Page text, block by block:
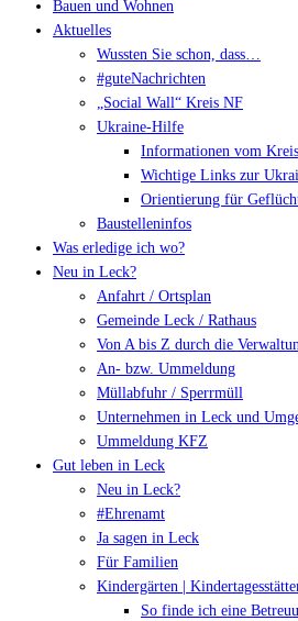
Bauen und Wohnen
Aktuelles
Wussten Sie schon, dass…
#guteNachrichten
„Social Wall“ Kreis NF
Ukraine-Hilfe
Informationen vom
Wichtige Links zur
Orientierung für
Baustelleninfos
Was erledige ich wo?
Neu in Leck?
Anfahrt / Ortsplan
Gemeinde Leck / Rathaus
Von A bis Z durch die
An- bzw. Ummeldung
Müllabfuhr / Sperrmüll
Unternehmen in Leck und
Ummeldung KFZ
Gut leben in Leck
Neu in Leck?
#Ehrenamt
Ja sagen in Leck
Für Familien
Kindergärten |
So finde ich eine